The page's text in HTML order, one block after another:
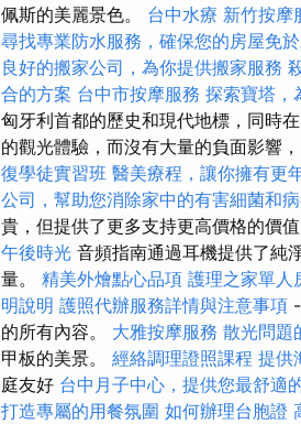
佩斯的美麗景色。 台中水療 新竹按摩
尋找專業防水服務，確保您的房屋免
良好的搬家公司，為你提供搬家服務
合的方案 台中市按摩服務 探索寶塔，
匈牙利首都的歷史和現代地標，同時
的觀光體驗，而沒有大量的負面影響
復學徒實習班 醫美療程，讓你擁有更
公司，幫助您消除家中的有害細菌和
貴，但提供了更多支持更高價格的價值
午後時光 音頻指南通過耳機提供了純
量。 精美外燴點心品項 護理之家單人
明說明 護照代辦服務詳情與注意事項 -
的所有內容。 大雅按摩服務 散光問題
甲板的美景。 經絡調理證照課程 提供
庭友好 台中月子中心，提供您最舒適
打造專屬的用餐氛圍 如何辦理台胞證